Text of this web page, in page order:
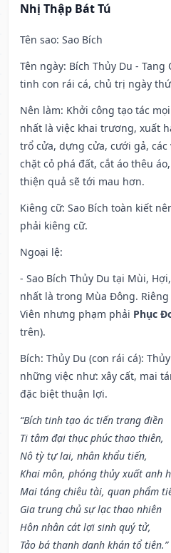
Nhị Thập Bát Tú
Tên sao: Sao Bích
Tên ngày: Bích Thủy Du - Tang
tinh con rái cá, chủ trị ngày
Nên làm: Khởi công tạo tác
nhất là việc khai trương, xuất
trổ cửa, dựng cửa, cưới gả,
chặt cỏ phá đất, cắt áo thêu
thiện quả sẽ tới mau hơn.
Kiêng cữ: Sao Bích toàn kiết
phải kiêng cữ.
Ngoại lệ:
- Sao Bích Thủy Du tại Mùi,
nhất là trong Mùa Đông.
Viên nhưng phạm phải Phục
trên).
Bích: Thủy Du (con rái cá):
những việc như: xây cất, mai
đặc biệt thuận lợi.
“Bích tinh tạo ác tiến trang điền
Ti tâm đại thục phúc thao thiên,
Nô tỳ tự lai, nhân khẩu tiến,
Khai môn, phóng thủy xuất anh
Mai táng chiêu tài, quan phẩm
Gia trung chủ sự lạc thao nhiên
Hôn nhân cát lợi sinh quý tử,
Tảo bá thanh danh khán tổ tiên.”